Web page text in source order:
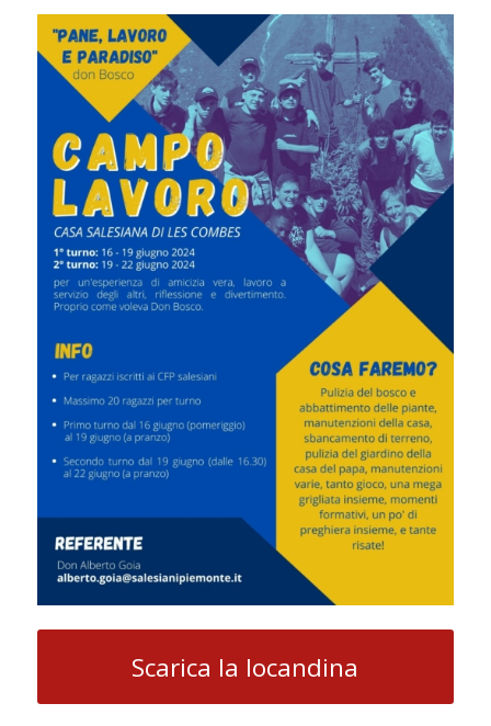
Scarica la locandina